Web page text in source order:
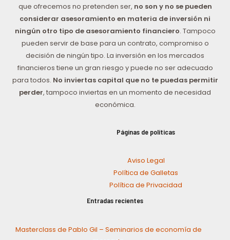
que ofrecemos no pretenden ser, no son y no se pueden
considerar asesoramiento en materia de inversión ni
ningún otro tipo de asesoramiento financiero. Tampoco
pueden servir de base para un contrato, compromiso o
decisión de ningún tipo. La inversión en los mercados
financieros tiene un gran riesgo y puede no ser adecuado
para todos. No inviertas capital que no te puedas permitir
perder, tampoco inviertas en un momento de necesidad
económica.
Páginas de políticas
Aviso Legal
Política de Galletas
Política de Privacidad
Entradas recientes
Masterclass de Pablo Gil – Seminarios de economía de